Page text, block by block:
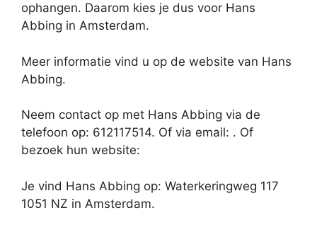
ophangen. Daarom kies je dus voor Hans
Abbing in Amsterdam.
Meer informatie vind u op de website van Hans
Abbing.
Neem contact op met Hans Abbing via de
telefoon op: 612117514. Of via email: . Of
bezoek hun website:
Je vind Hans Abbing op: Waterkeringweg 117
1051 NZ in Amsterdam.